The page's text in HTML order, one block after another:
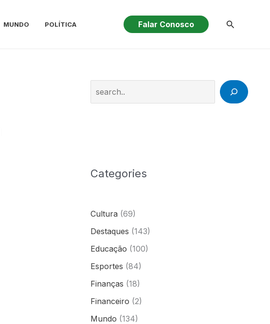
MUNDO POLÍTICA Falar Conosco Pesquisar
Categories
Cultura (69)
Destaques (143)
Educação (100)
Esportes (84)
Finanças (18)
Financeiro (2)
Mundo (134)